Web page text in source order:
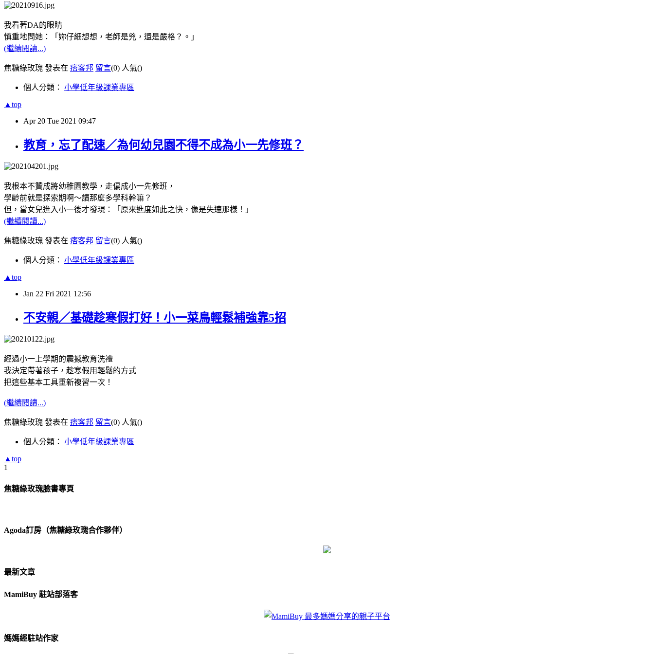
我看著DA的眼睛
慎重地問她：「妳仔細想想，老師是兇，還是嚴格？。」
(繼續閱讀...)
焦糖綠玫瑰 發表在 痞客邦 留言(0) 人氣()
個人分類： 小學低年級課業專區
▲top
Apr 20 Tue 2021 09:47
教育，忘了配速／為何幼兒園不得不成為小一先修班？
我根本不贊成將幼稚園教學，走偏成小一先修班，
學齡前就是探索期啊～讀那麼多學科幹嘛？
但，當女兒進入小一後才發現：「原來進度如此之快，像是失速那樣！」
(繼續閱讀...)
焦糖綠玫瑰 發表在 痞客邦 留言(0) 人氣()
個人分類： 小學低年級課業專區
▲top
Jan 22 Fri 2021 12:56
不安親／基礎趁寒假打好！小一菜鳥輕鬆補強靠5招
經過小一上學期的震撼教育洗禮
我決定帶著孩子，趁寒假用輕鬆的方式
把這些基本工具重新複習一次！
(繼續閱讀...)
焦糖綠玫瑰 發表在 痞客邦 留言(0) 人氣()
個人分類： 小學低年級課業專區
▲top
1
焦糖綠玫瑰臉書專頁
Agoda訂房（焦糖綠玫瑰合作夥伴）
最新文章
MamiBuy 駐站部落客
媽媽經駐站作家